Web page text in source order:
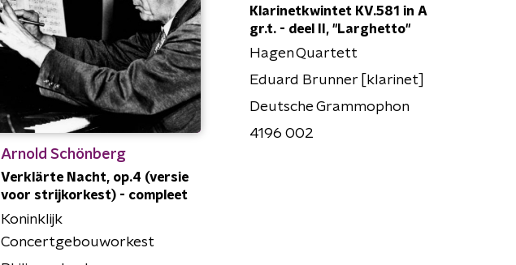
Arnold Schönberg
Verklärte Nacht, op.4 (versie
voor strijkorkest) - compleet
Koninklijk
Concertgebouworkest
Klarinetkwintet KV.581 in A
gr.t. - deel II, "Larghetto"
Hagen Quartett
Eduard Brunner [klarinet]
Deutsche Grammophon
4196 002